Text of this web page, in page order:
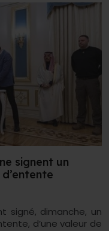
signent un
signé, dimanche, un
d’une valeur de